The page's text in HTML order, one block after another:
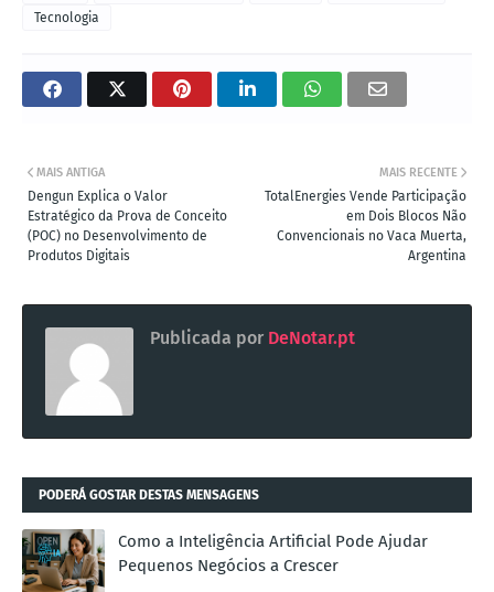
Tecnologia
MAIS RECENTE
TotalEnergies Vende Participação
em Dois Blocos Não
Convencionais no Vaca Muerta,
Argentina
MAIS ANTIGA
Dengun Explica o Valor
Estratégico da Prova de Conceito
(POC) no Desenvolvimento de
Produtos Digitais
Publicada por DeNotar.pt
PODERÁ GOSTAR DESTAS MENSAGENS
Como a Inteligência Artificial Pode Ajudar
Pequenos Negócios a Crescer